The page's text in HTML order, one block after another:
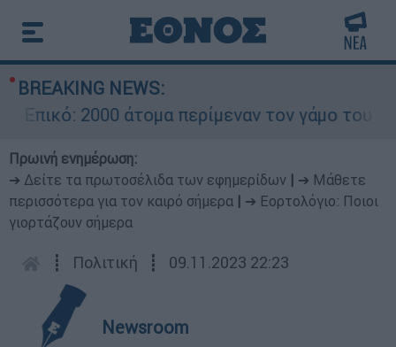
BREAKING NEWS:
2000 άτομα περίμεναν τον γάμο του
Πρωινή ενημέρωση:
➔ Δείτε τα πρωτοσέλιδα των εφημερίδων
➔ Μάθετε
περισσότερα για τον καιρό σήμερα
➔ Εορτολόγιο: Ποιοι
γιορτάζουν σήμερα
┋ Πολιτική ┋ 09.11.2023 22:23
Newsroom